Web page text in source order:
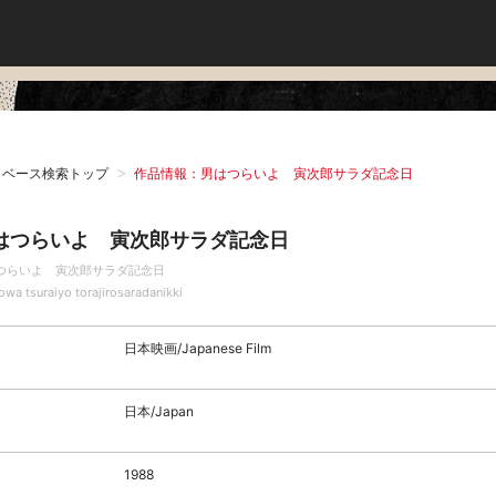
ース検索トップ 作品情報：男はつらいよ 寅次郎サラダ記念日
つらいよ 寅次郎サラダ記念日
らいよ 寅次郎サラダ記念日
tsuraiyo torajirosaradanikki
日本映画/Japanese Film
日本/Japan
1988